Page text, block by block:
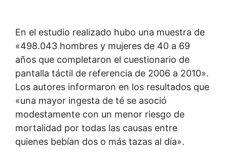
En el estudio realizado hubo una muestra de
«498.043 hombres y mujeres de 40 a 69
años que completaron el cuestionario de
pantalla táctil de referencia de 2006 a 2010».
Los autores informaron en los resultados que
«una mayor ingesta de té se asoció
modestamente con un menor riesgo de
mortalidad por todas las causas entre
quienes bebían dos o más tazas al día».